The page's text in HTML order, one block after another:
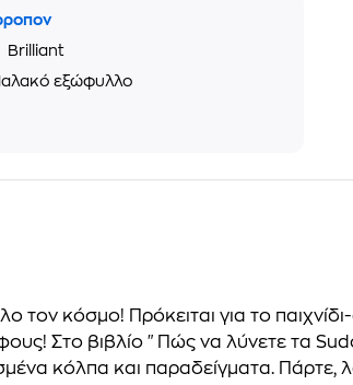
Brilliant
εξώφυλλο
τον κόσμο! Πρόκειται για το
Στο βιβλίο "Πώς να λύνετε τα
κόλπα και παραδείγματα. Πάρτε,